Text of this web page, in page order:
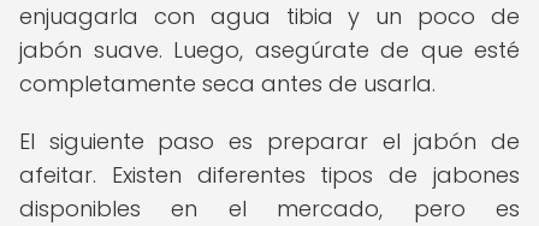
enjuagarla con agua tibia y un poco de
jabón suave. Luego, asegúrate de que esté
completamente seca antes de usarla.
El siguiente paso es preparar el jabón de
afeitar. Existen diferentes tipos de jabones
disponibles en el mercado, pero es